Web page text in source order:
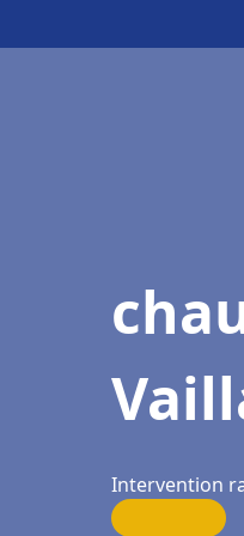
Intervention